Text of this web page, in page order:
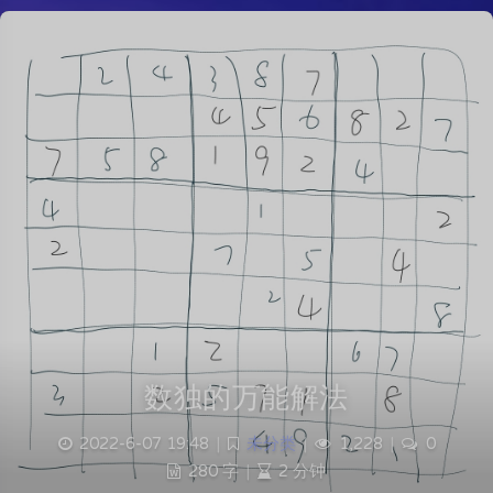
数独的万能解法
2022-6-07 19:48 未分类 | 1,228 |
0
280 字 | 2 分钟